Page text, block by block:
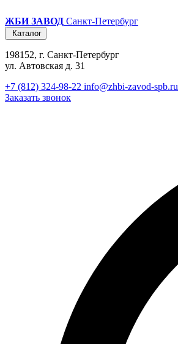
ЖБИ ЗАВОД Санкт-Петербург
Каталог
198152, г. Санкт-Петербург
ул. Автовская д. 31
+7 (812) 324-98-22 info@zhbi-zavod-spb.ru
Заказать звонок